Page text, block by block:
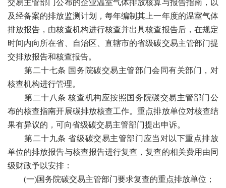
交易主管部门公布的企业温室气体排放核算与报告指南，以
及经备案的排放监测计划，每年编制其上一年度的温室气体
排放报告，由核查机构进行核查并出具核查报告后，在规定
时间内向所在省、自治区、直辖市的省级碳交易主管部门提
交排放报告和核查报告。
第二十七条 国务院碳交易主管部门会同有关部门，对
核查机构进行管理。
第二十八条 核查机构应按照国务院碳交易主管部门公
布的核查指南开展碳排放核查工作。重点排放单位对核查结
果有异议的，可向省级碳交易主管部门提出申诉。
第二十九条 省级碳交易主管部门应当对以下重点排放
单位的排放报告与核查报告进行复查，复查的相关费用由同
级财政予以安排：
(一)国务院碳交易主管部门要求复查的重点排放单位；